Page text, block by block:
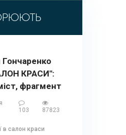
Гончаренко
КРАСИ":
фрагмент
103 87823
в салон краси